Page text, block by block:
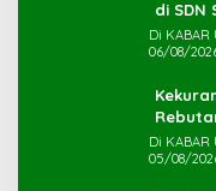
Di KABAR
06/08/
Di KABAR
05/08/